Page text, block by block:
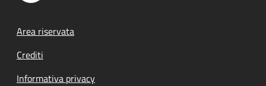
Footer menu
Area riservata
Crediti
Informativa privacy